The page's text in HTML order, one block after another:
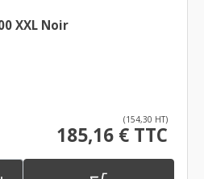
XXL Noir
(154,30 HT)
185,16 € TTC